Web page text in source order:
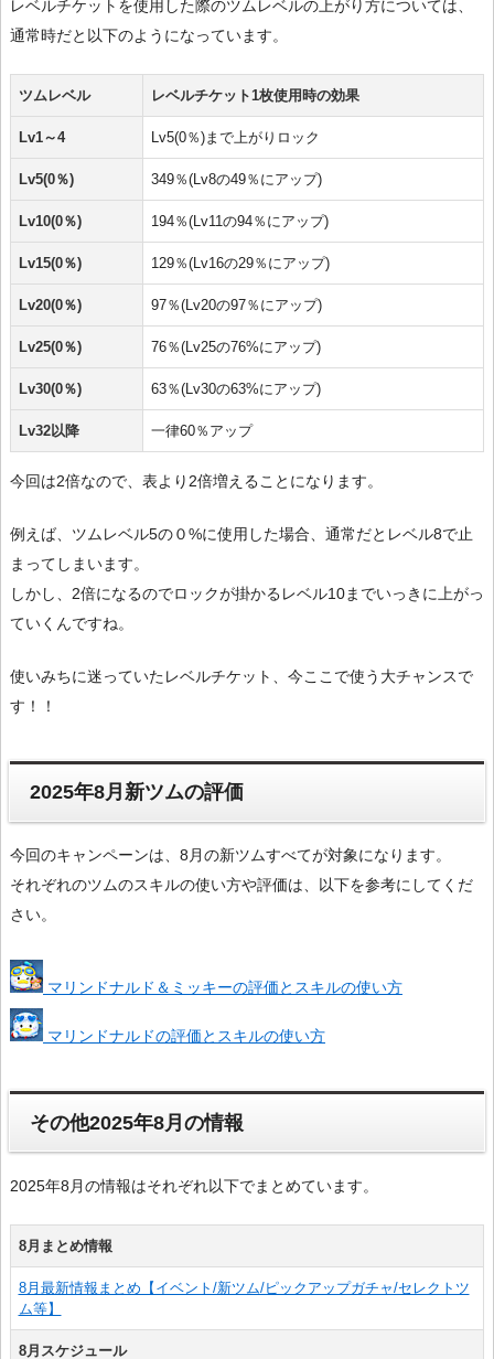
レベルチケットを使用した際のツムレベルの上がり方については、
通常時だと以下のようになっています。
ツムレベル レベルチケット1枚使用時の効果
Lv1～4 Lv5(0％)まで上がりロック
Lv5(0％) 349％(Lv8の49％にアップ)
Lv10(0％) 194％(Lv11の94％にアップ)
Lv15(0％) 129％(Lv16の29％にアップ)
Lv20(0％) 97％(Lv20の97％にアップ)
Lv25(0％) 76％(Lv25の76%にアップ)
Lv30(0％) 63％(Lv30の63%にアップ)
Lv32以降 一律60％アップ
今回は2倍なので、表より2倍増えることになります。
例えば、ツムレベル5の０%に使用した場合、通常だとレベル8で止
まってしまいます。
しかし、2倍になるのでロックが掛かるレベル10までいっきに上がっ
ていくんですね。
使いみちに迷っていたレベルチケット、今ここで使う大チャンスで
す！！
2025年8月新ツムの評価
今回のキャンペーンは、8月の新ツムすべてが対象になります。
それぞれのツムのスキルの使い方や評価は、以下を参考にしてくだ
さい。
マリンドナルド＆ミッキーの評価とスキルの使い方
マリンドナルドの評価とスキルの使い方
その他2025年8月の情報
2025年8月の情報はそれぞれ以下でまとめています。
8月まとめ情報
8月最新情報まとめ【イベント/新ツム/ピックアップガチャ/セレクトツ
ム等】
8月スケジュール